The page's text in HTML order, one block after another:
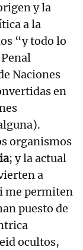
y la
a la
“y todo lo
Naciones
en
organismos
; y la actual
a
me permiten
puesto de
ocultos,